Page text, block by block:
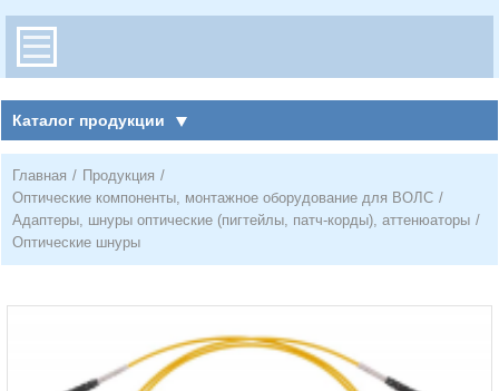
Каталог продукции
Главная / Продукция /
Оптические компоненты, монтажное оборудование для ВОЛС /
Адаптеры, шнуры оптические (пигтейлы, патч-корды), аттенюаторы /
Оптические шнуры